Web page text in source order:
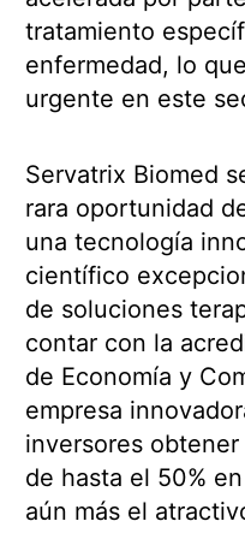
tratamiento
enfermedad, lo
urgente en este
Servatrix Biomed
rara oportunidad
una tecnología
científico
de soluciones
contar con la
de Economía y
empresa
inversores
de hasta el 50%
aún más el